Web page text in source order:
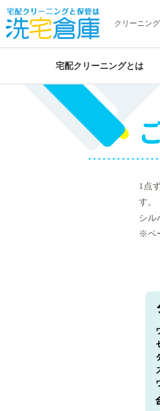
クリーニン
宅配クリーニングとは
1点
す。
シル
※ペ
[アイテムをリセット]
シルバー会員価格
[×] シミュレーション終了